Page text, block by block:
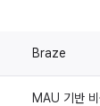
Braze
MAU 기반